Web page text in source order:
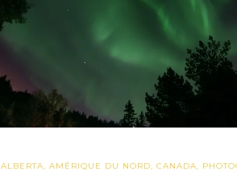
ALBERTA,AMÉRIQUE DU NORD,CANADA,